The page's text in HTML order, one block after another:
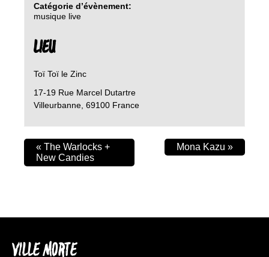
Catégorie d’évènement:
musique live
LIEU
Toï Toï le Zinc
17-19 Rue Marcel Dutartre
Villeurbanne, 69100 France
« The Warlocks +
New Candies
Mona Kazu »
VILLE MORTE